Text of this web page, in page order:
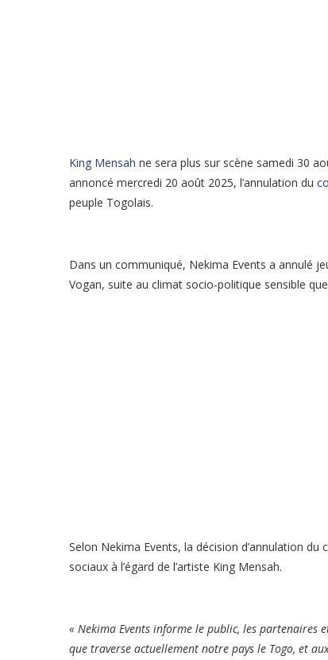
King Mensah ne sera plus sur scène samedi 30
annoncé mercredi 20 août 2025, l’annulation du
peuple Togolais.
Dans un communiqué, Nekima Events a annulé
Vogan, suite au climat socio-politique sensible
Selon Nekima Events, la décision d’annulation
sociaux à l’égard de l’artiste King Mensah.
« Nekima Events informe le public, les partenaires
que traverse actuellement notre pays le Togo, et